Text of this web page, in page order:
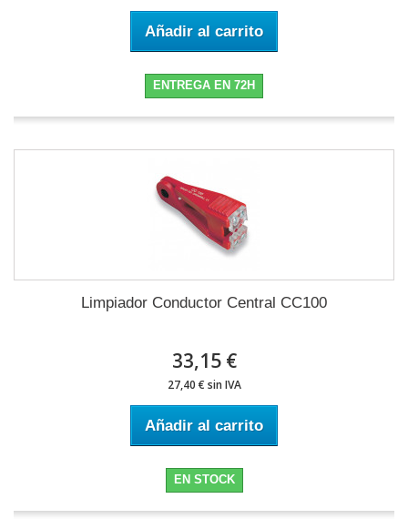
Añadir al carrito
ENTREGA EN 72H
Limpiador Conductor Central CC100
33,15 €
27,40 € sin IVA
Añadir al carrito
EN STOCK